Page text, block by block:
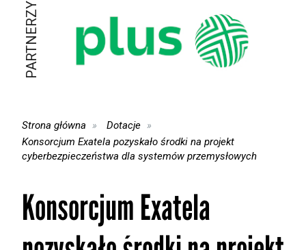
PARTNERZY
Strona główna
Dotacje
Konsorcjum Exatela pozyskało środki na projekt
cyberbezpieczeństwa dla systemów przemysłowych
Konsorcjum Exatela